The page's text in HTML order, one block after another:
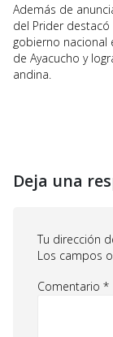
Además de
del Prider
gobierno nacional
de Ayacucho y
andina.
Deja una
Tu dirección
Los campos
Comentario *